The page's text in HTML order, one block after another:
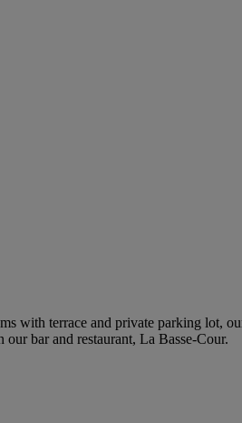
with terrace and private parking lot,
bar and restaurant, La Basse-Cour.